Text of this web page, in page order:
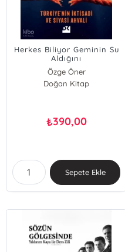
Herkes Biliyor Geminin Su
Aldığını
Özge Öner
Doğan Kitap
₺390,00
Sepete Ekle